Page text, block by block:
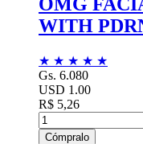
WITH
★ ★ ★ ★ ★
Gs. 6.080
USD 1.00
R$ 5,26
Cómpralo